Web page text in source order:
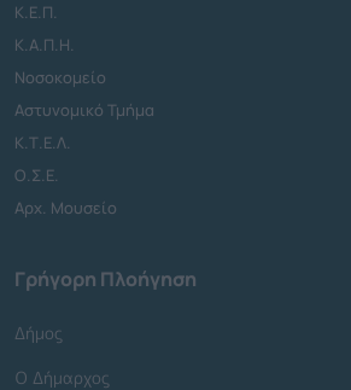
Κ.Ε.Π.
Κ.Α.Π.Η.
Νοσοκομείο
Αστυνομικό Τμήμα
Κ.Τ.Ε.Λ.
Ο.Σ.Ε.
Αρχ. Μουσείο
Γρήγορη Πλοήγηση
Δήμος
Ο Δήμαρχος